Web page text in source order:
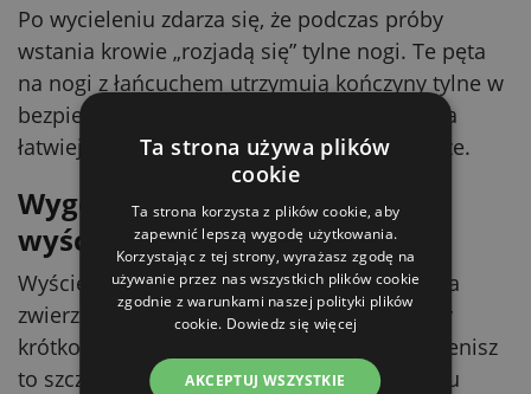
Po wycieleniu zdarza się, że podczas próby
wstania krowie „rozjadą się” tylne nogi. Te pęta
na nogi z łańcuchem utrzymują kończyny tylne w
bezpieczniejszej pozycji, dzięki czemu krowa
łatwiej wstaje, a ryzyko kontuzji jest mniejsze.
Wygodniejsze użycie dzięki
wyściółce
Wyściełana konstrukcja jest łagodniejsza dla
zwierzęcia i pomaga ograniczyć otarcia przy
krótkotrwałym stosowaniu. W praktyce docenisz
to szczególnie przy wielokrotnym zakładaniu
Ta strona używa plików
cookie
Ta strona korzysta z plików cookie, aby
zapewnić lepszą wygodę użytkowania.
Korzystając z tej strony, wyrażasz zgodę na
używanie przez nas wszystkich plików cookie
zgodnie z warunkami naszej polityki plików
cookie. Dowiedz się więcej
AKCEPTUJ WSZYSTKIE